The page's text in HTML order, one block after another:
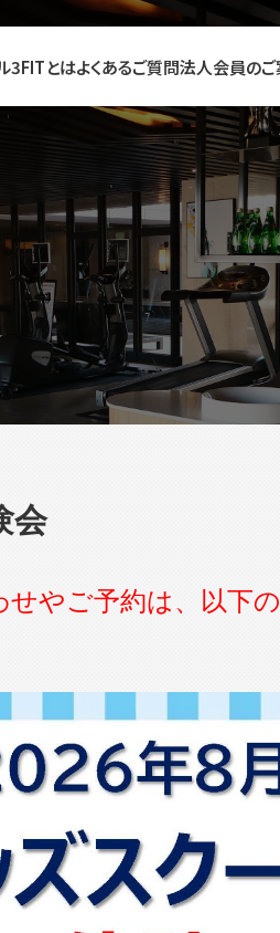
3FITとはよくあるご質問法人会員のご
会
やご予約は、以下